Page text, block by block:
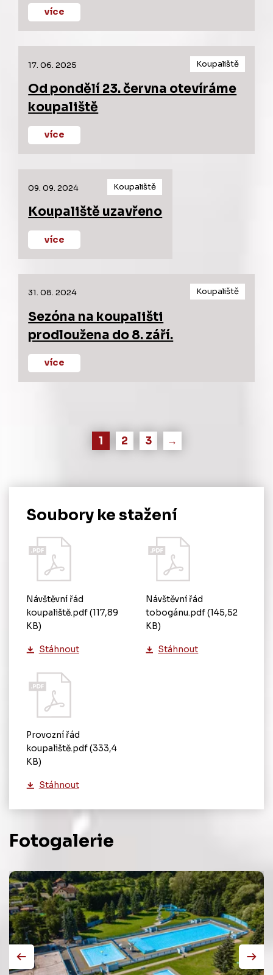
více
17. 06. 2025 Koupaliště
Od pondělí 23. června otevíráme
koupaliště
více
09. 09. 2024 Koupaliště
Koupaliště uzavřeno
více
31. 08. 2024 Koupaliště
Sezóna na koupališti
prodloužena do 8. září.
více
1 2 3 →
Soubory ke stažení
Návštěvní řád
koupaliště.pdf(117,89
KB)
Stáhnout
Návštěvní řád
tobogánu.pdf(145,52
KB)
Stáhnout
Provozní řád
koupaliště.pdf(333,4
KB)
Stáhnout
Fotogalerie